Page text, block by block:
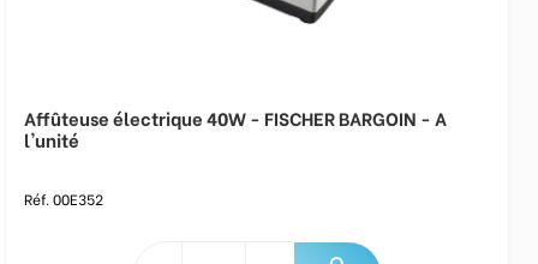
Affûteuse électrique 40W - FISCHER BARGOIN - A
l'unité
Réf. 00E352